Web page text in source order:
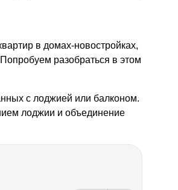
в домах-новостройках,
разобраться в этом
с лоджией или балконом.
лоджии и объединение